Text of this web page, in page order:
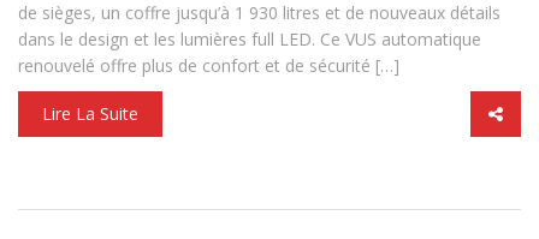
de sièges, un coffre jusqu’à 1 930 litres et de nouveaux détails
dans le design et les lumières full LED. Ce VUS automatique
renouvelé offre plus de confort et de sécurité […]
Lire La Suite